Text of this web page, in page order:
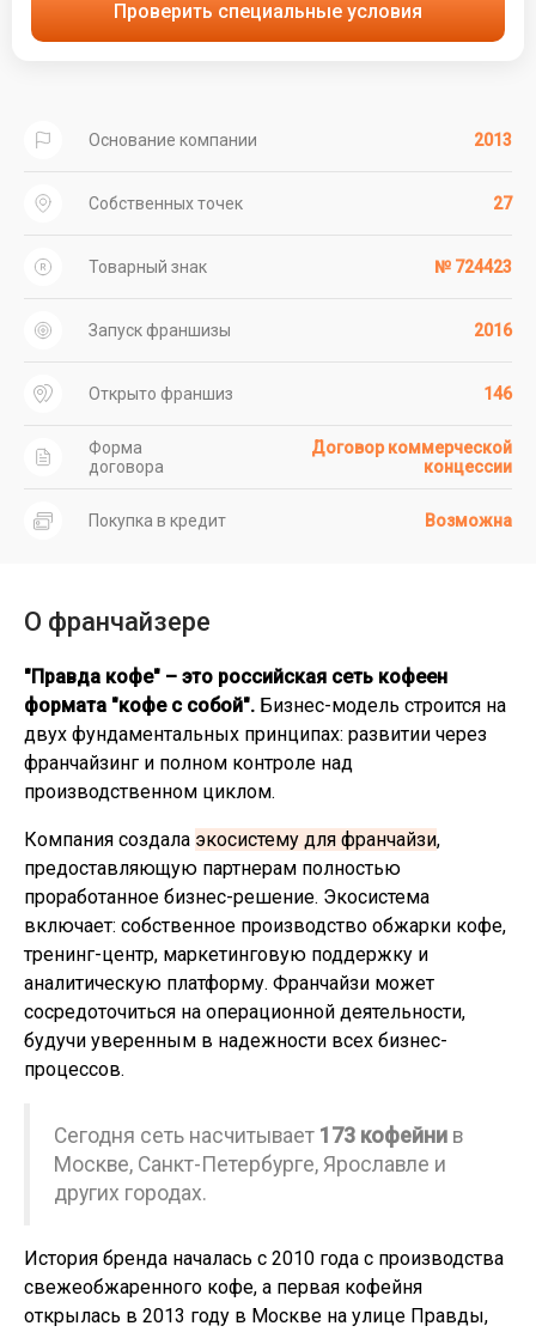
Проверить специальные условия
Основание компании 2013
Собственных точек 27
Товарный знак № 724423
Запуск франшизы 2016
Открыто франшиз 146
Форма
договора
Договор коммерческой
концессии
Покупка в кредит Возможна
О франчайзере
"Правда кофе" – это российская сеть кофеен
формата "кофе с собой". Бизнес-модель строится на
двух фундаментальных принципах: развитии через
франчайзинг и полном контроле над
производственном циклом.
Компания создала экосистему для франчайзи,
предоставляющую партнерам полностью
проработанное бизнес-решение. Экосистема
включает: собственное производство обжарки кофе,
тренинг-центр, маркетинговую поддержку и
аналитическую платформу. Франчайзи может
сосредоточиться на операционной деятельности,
будучи уверенным в надежности всех бизнес-
процессов.
Сегодня сеть насчитывает 173 кофейни в
Москве, Санкт-Петербурге, Ярославле и
других городах.
История бренда началась с 2010 года с производства
свежеобжаренного кофе, а первая кофейня
открылась в 2013 году в Москве на улице Правды,